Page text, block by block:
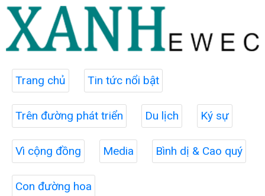
Trang chủ Tin tức nổi bật
Trên đường phát triển Du lịch Ký sự
Vì cộng đồng Media Bình dị & Cao quý
Con đường hoa